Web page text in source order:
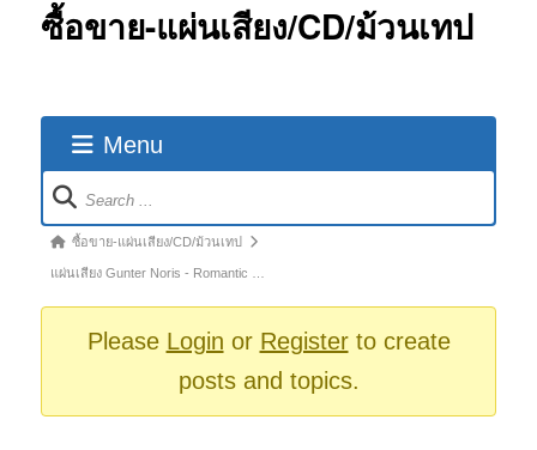
ซื้อขาย-แผ่นเสียง/CD/ม้วนเทป
Menu
Forum
Navigation
Forum
breadcrumbs
ซื้อขาย-แผ่นเสียง/CD/ม้วนเทป
แผ่นเสียง Gunter Noris - Romantic …
Please Login or Registerto create
posts and topics.